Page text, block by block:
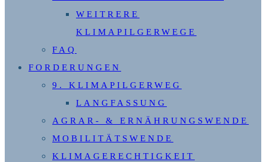
WEITRERE
KLIMAPILGERWEGE
FAQ
FORDERUNGEN
9. KLIMAPILGERWEG
LANGFASSUNG
AGRAR- & ERNÄHRUNGSWENDE
MOBILITÄTSWENDE
KLIMAGERECHTIGKEIT